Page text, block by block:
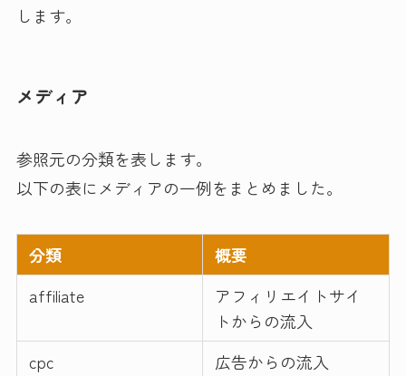
します。
メディア
参照元の分類を表します。
以下の表にメディアの一例をまとめました。
分類
概要
affiliate
アフィリエイトサイ
トからの流入
cpc
広告からの流入